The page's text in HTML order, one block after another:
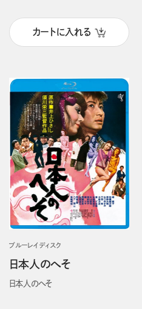
カートに入れる
ブルーレイディスク
日本人のへそ
日本人のへそ